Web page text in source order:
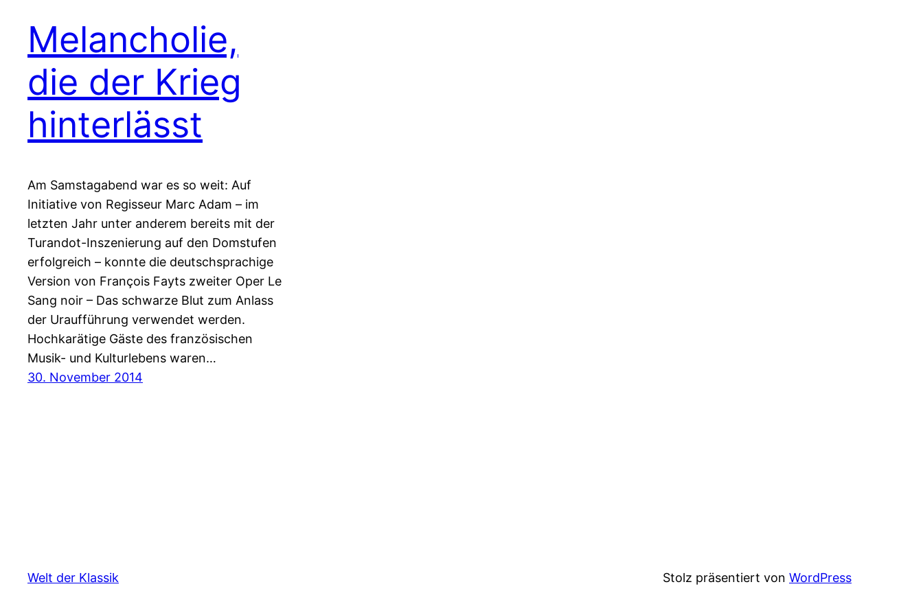
Melancholie,
die der Krieg
hinterlässt
Am Samstagabend war es so weit: Auf
Initiative von Regisseur Marc Adam – im
letzten Jahr unter anderem bereits mit der
Turandot-Inszenierung auf den Domstufen
erfolgreich – konnte die deutschsprachige
Version von François Fayts zweiter Oper Le
Sang noir – Das schwarze Blut zum Anlass
der Uraufführung verwendet werden.
Hochkarätige Gäste des französischen
Musik- und Kulturlebens waren…
30. November 2014
Welt der Klassik Stolz präsentiert von WordPress